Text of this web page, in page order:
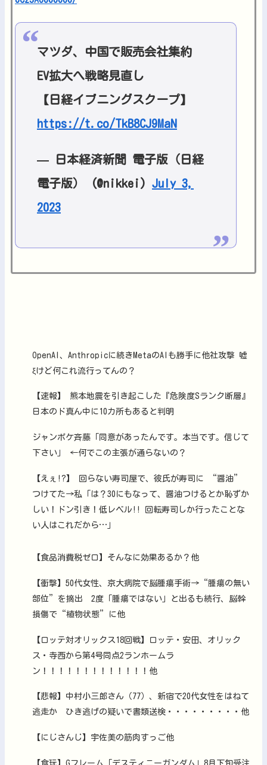
マツダ、中国で販売会社集約
EV拡大へ戦略見直し
【日経イブニングスクープ】
https://t.co/TkB8CJ9MaN
— 日本経済新聞 電子版（日経
電子版） (@nikkei) July 3,
2023
OpenAI、Anthropicに続きMetaのAIも勝手に他社攻撃 嘘
ξけど何これ流行ってんの？
【速報】 熊本地震を引き起こした『危険度Sランク断層』
日本のド真ん中に10カ所もあると判明
ジャンポケ斉藤「同意があったんです。本当です。信じて
下さい」 ←何でこの主張が通らないの？
【えぇ!?】 回らない寿司屋で、彼氏が寿司に “醤油”
つけてた→私「は？30にもなって、醤油つけるとか恥ずか
しい！ドン引き！低レベル!! 回転寿司しか行ったことな
い人はこれだから…」
【食品消費税ゼロ】そんなに効果あるか？他
【衝撃】50代女性、京大病院で脳腫瘍手術→“腫瘍の無い
部位”を摘出 2度「腫瘍ではない」と出るも続行、脳幹
損傷で“植物状態”に他
【ロッテ対オリックス18回戦】ロッテ・安田、オリック
ス・寺西から第4号同点2ランホームラ
ン！！！！！！！！！！！！！他
【悲報】中村小三郎さん（77）、新宿で20代女性をはねて
逃走か ひき逃げの疑いで書類送検・・・・・・・・・他
【にじさんじ】宇佐美の筋肉すっご他
【食玩】Gフレーム「デスティニーガンダム」8月下旬受注